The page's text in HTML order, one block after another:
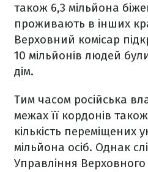
також 6,3 мільйона
проживають в інших
Верховний комісар
10 мільйонів людей
дім.
Тим часом російська
межах її кордонів
кількість переміщених
мільйона осіб. Однак
Управління